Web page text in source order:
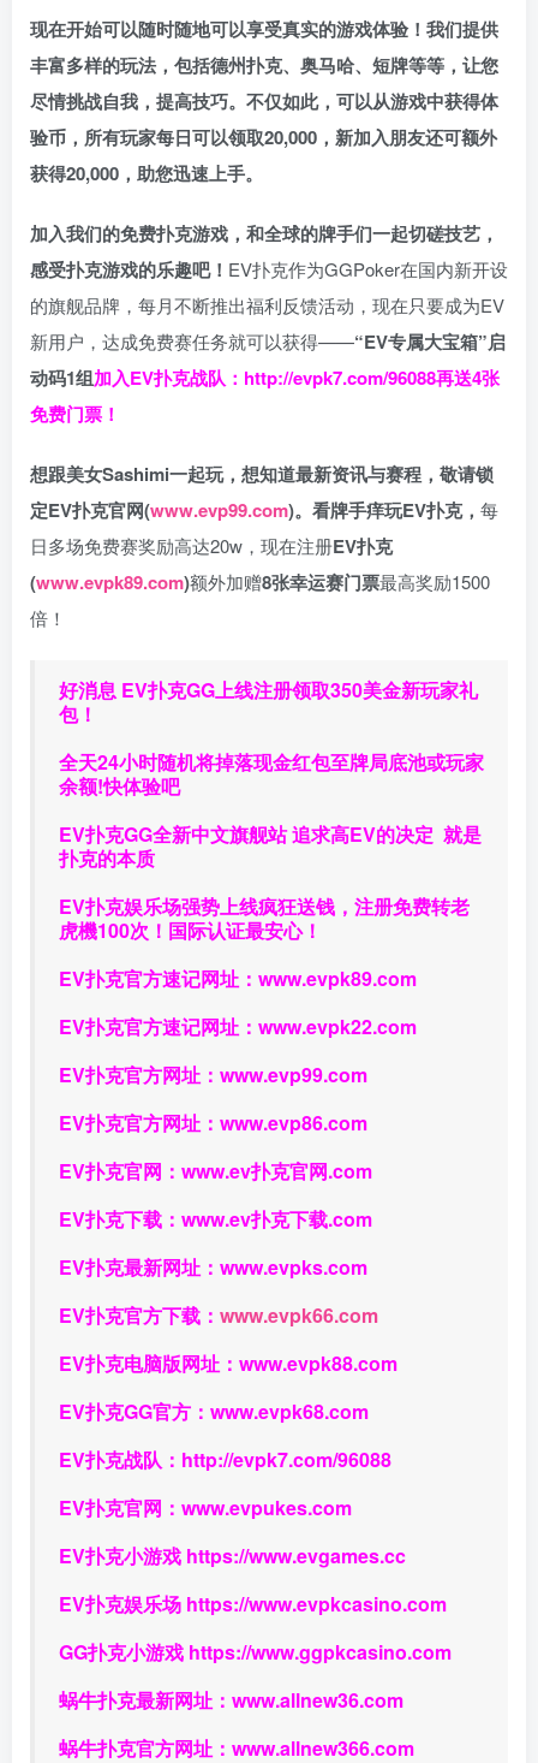
现在开始可以随时随地可以享受真实的游戏体验！我们提供
丰富多样的玩法，包括德州扑克、奥马哈、短牌等等，让您
尽情挑战自我，提高技巧。不仅如此， 可以从游戏中获得体
验币，所有玩家每日可以领取20,000，新加入朋友还可额外
获得20,000，助您迅速上手。
加入我们的免费扑克游戏，和全球的牌手们一起切磋技艺，
感受扑克游戏的乐趣吧！ EV扑克作为GGPoker在国内新开设
的旗舰品牌，每月不断推出福利反馈活动，现在只要成为EV
新用户，达成免费赛任务就可以获得——“EV专属大宝箱”启
动码1组加入EV扑克战队： http://evpk7.com/96088再送4张
免费门票！
想跟美女Sashimi一起玩， 想知道最新资讯与赛程， 敬请锁
定EV扑克官网(www.evp99.com)。 看牌手痒玩EV扑克， 每
日多场免费赛奖励高达20w，现在注册EV扑克
(www.evpk89.com)额外加赠8张幸运赛门票最高奖励1500
倍！
好消息 EV扑克GG上线注册领取350美金新玩家礼
包！
全天24小时随机将掉落现金红包至牌局底池或玩家
余额!快体验吧
EV扑克GG全新中文旗舰站追求高EV的决定 就是
扑克的本质
EV扑克娱乐场强势上线疯狂送钱，注册免费转老
虎機100次！国际认证最安心！
EV扑克官方速记网址： www.evpk89.com
EV扑克官方速记网址： www.evpk22.com
EV扑克官方网址： www.evp99.com
EV扑克官方网址： www.evp86.com
EV扑克官网： www.ev扑克官网.com
EV扑克下载： www.ev扑克下载.com
EV扑克最新网址： www.evpks.com
EV扑克官方下载： www.evpk66.com
EV扑克电脑版网址： www.evpk88.com
EV扑克GG官方： www.evpk68.com
EV扑克战队： http://evpk7.com/96088
EV扑克官网： www.evpukes.com
EV扑克小游戏 https://www.evgames.cc
EV扑克娱乐场 https://www.evpkcasino.com
GG扑克小游戏 https://www.ggpkcasino.com
蜗牛扑克最新网址： www.allnew36.com
蜗牛扑克官方网址： www.allnew366.com